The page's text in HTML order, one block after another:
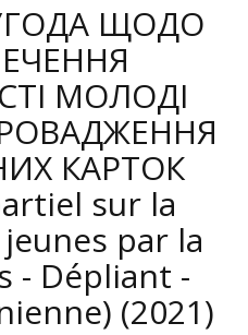
ЩОДО
МОЛОДІ
КАРТОК
sur la
par la
- Dépliant -
(2021)